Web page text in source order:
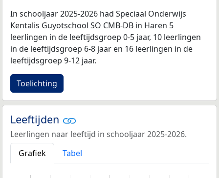
In schooljaar 2025-2026 had Speciaal Onderwijs
Kentalis Guyotschool SO CMB-DB in Haren 5
leerlingen in de leeftijdsgroep 0-5 jaar, 10 leerlingen
in de leeftijdsgroep 6-8 jaar en 16 leerlingen in de
leeftijdsgroep 9-12 jaar.
Toelichting
Leeftijden
Leerlingen naar leeftijd in schooljaar 2025-2026.
Grafiek
Tabel